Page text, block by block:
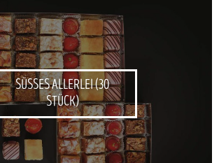
SÜSSES ALLERLEI (30
STÜCK)